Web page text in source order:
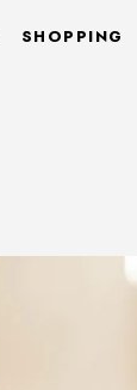
SHOPPING